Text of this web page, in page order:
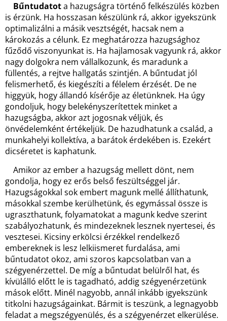
Bűntudatota hazugságra történő felkészülés közben
is érzünk. Ha hosszasan készülünk rá, akkor igyekszünk
optimalizálni a másik vesztségét, hacsak nem a
károkozás a célunk. Ez meghatározza hazugsághoz
fűződő viszonyunkat is. Ha hajlamosak vagyunk rá, akkor
nagy dolgokra nem vállalkozunk, és maradunk a
füllentés, a rejtve hallgatás szintjén. A bűntudat jól
felismerhető, és kiegészíti a félelem érzését. De ne
higgyük, hogy állandó kísérője az életünknek. Ha úgy
gondoljuk, hogy belekényszerítettek minket a
hazugságba, akkor azt jogosnak véljük, és
önvédelemként értékeljük. De hazudhatunk a család, a
munkahelyi kollektíva, a barátok érdekében is. Ezekért
dicséretet is kaphatunk.
Amikor az ember a hazugság mellett dönt, nem
gondolja, hogy ez erős belső feszültséggel jár.
Hazugságokkal sok embert magunk mellé állíthatunk,
másokkal szembe kerülhetünk, és egymással össze is
ugraszthatunk, folyamatokat a magunk kedve szerint
szabályozhatunk, és mindezeknek lesznek nyertesei, és
vesztesei. Kicsiny erkölcsi érzékkel rendelkező
embereknek is lesz lelkiismeret furdalása, ami
bűntudatot okoz, ami szoros kapcsolatban van a
szégyenérzettel. De míg a bűntudat belülről hat, és
kívülálló előtt le is tagadható, addig szégyenérzetünk
mások előtt. Minél nagyobb, annál inkább igyekszünk
titkolni hazugságainkat. Bármit is teszünk, a legnagyobb
feladat a megszégyenülés, és a szégyenérzet elkerülése.